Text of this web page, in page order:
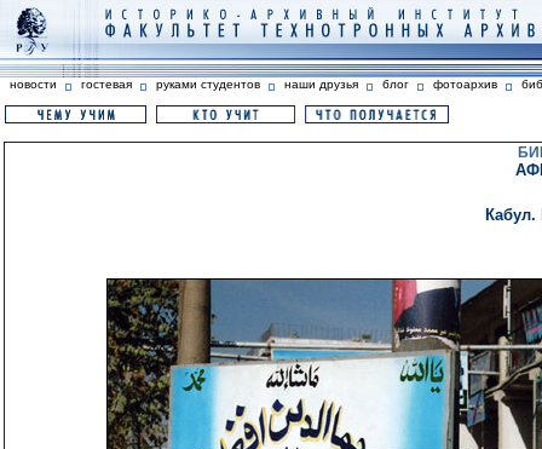
новости гостевая руками студентов наши друзья блог фотоархив